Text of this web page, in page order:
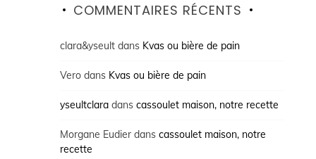
COMMENTAIRES RÉCENTS
clara&yseultdans Kvas ou bière de pain
Verodans Kvas ou bière de pain
yseultclaradans cassoulet maison, notre recette
Morgane Eudierdans cassoulet maison, notre
recette